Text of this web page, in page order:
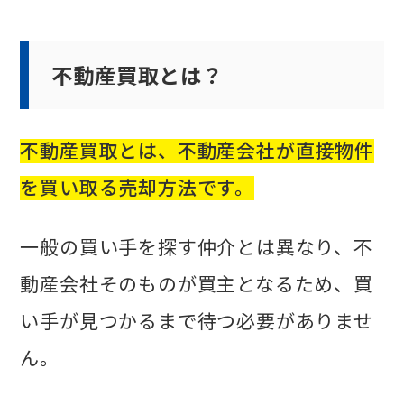
不動産買取とは？
不動産買取とは、不動産会社が直接物件
を買い取る売却方法です。
一般の買い手を探す仲介とは異なり、不
動産会社そのものが買主となるため、買
い手が見つかるまで待つ必要がありませ
ん。